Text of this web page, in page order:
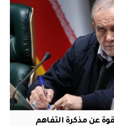
عن مذكرة التفاهم